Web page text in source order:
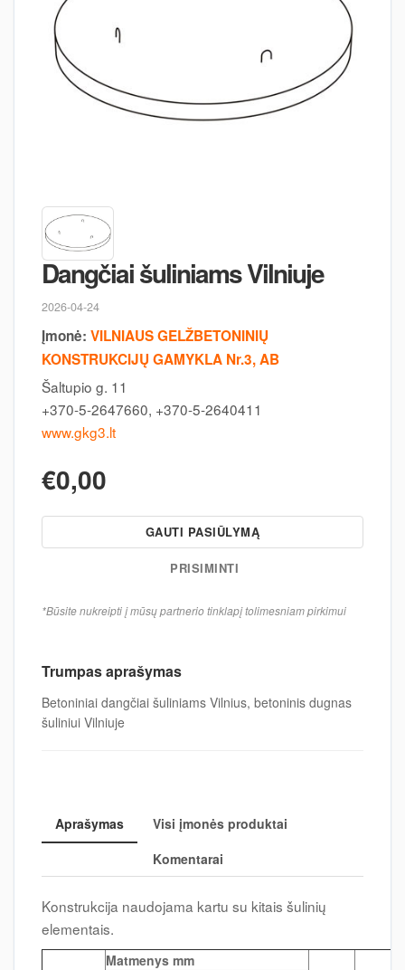
Dangčiai šuliniams Vilniuje
2026-04-24
Įmonė: VILNIAUS GELŽBETONINIŲ
KONSTRUKCIJŲ GAMYKLA Nr.3, AB
Šaltupio g. 11
+370-5-2647660, +370-5-2640411
www.gkg3.lt
€0,00
GAUTI PASIŪLYMĄ
PRISIMINTI
*Būsite nukreipti į mūsų partnerio tinklapį tolimesniam pirkimui
Trumpas aprašymas
Betoniniai dangčiai šuliniams Vilnius, betoninis dugnas
šuliniui Vilniuje
Aprašymas
Visi įmonės produktai
Komentarai
Konstrukcija naudojama kartu su kitais šulinių
elementais.
Matmenys mm